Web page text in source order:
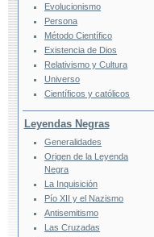
Evolucionismo
Persona
Método Científico
Existencia de Dios
Relativismo y Cultura
Universo
Científicos y católicos
Leyendas Negras
Generalidades
Origen de la Leyenda
Negra
La Inquisición
Pío XII y el Nazismo
Antisemitismo
Las Cruzadas